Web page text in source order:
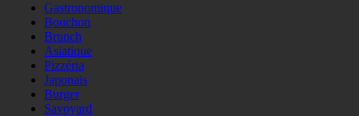
Gastronomique
Bouchon
Brunch
Asiatique
Pizzéria
Japonais
Burger
Savoyard